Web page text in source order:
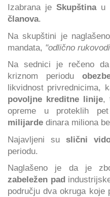
Izabrana je Skupštinau
članova.
Na skupštini je
mandata, "odlično
Na sednici je rečeno
kriznom periodu
likvidnost privrednicima,
povoljne kreditne linije,
opreme u proteklih
milijarde dinara miliona
Najavljeni suslični
periodu.
Naglašeno je da je
zabeležen pad
području dva okruga koje